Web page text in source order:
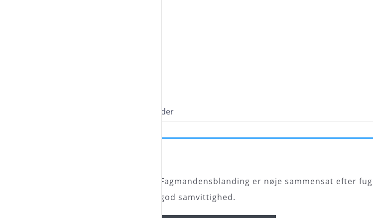
Foder
Fagmandensblanding er nøje sammensat efter
god samvittighed.